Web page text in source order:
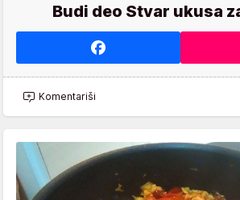
Budi deo Stvar ukusa
Komentariši